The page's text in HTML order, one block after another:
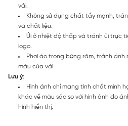
vải.
Không sử dụng chất tẩy mạnh,
và chất liệu.
Ủi ở nhiệt độ thấp và tránh ủi trực
logo.
Phơi áo trong bóng râm, tránh
màu của vải.
Lưu ý:
Hình ảnh chỉ mang tính chất minh
khác về màu sắc so với hình ảnh do
hình hiển thị.